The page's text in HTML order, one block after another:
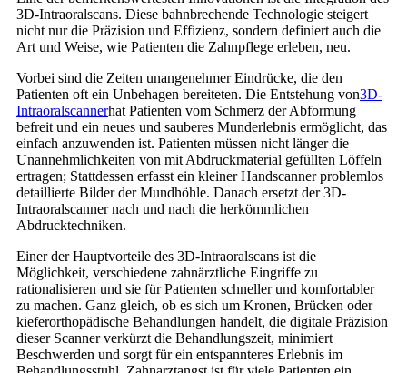
3D-Intraoralscans. Diese bahnbrechende Technologie steigert
nicht nur die Präzision und Effizienz, sondern definiert auch die
Art und Weise, wie Patienten die Zahnpflege erleben, neu.
Vorbei sind die Zeiten unangenehmer Eindrücke, die den
Patienten oft ein Unbehagen bereiteten. Die Entstehung von3D-
Intraoralscannerhat Patienten vom Schmerz der Abformung
befreit und ein neues und sauberes Munderlebnis ermöglicht, das
einfach anzuwenden ist. Patienten müssen nicht länger die
Unannehmlichkeiten von mit Abdruckmaterial gefüllten Löffeln
ertragen; Stattdessen erfasst ein kleiner Handscanner problemlos
detaillierte Bilder der Mundhöhle. Danach ersetzt der 3D-
Intraoralscanner nach und nach die herkömmlichen
Abdrucktechniken.
Einer der Hauptvorteile des 3D-Intraoralscans ist die
Möglichkeit, verschiedene zahnärztliche Eingriffe zu
rationalisieren und sie für Patienten schneller und komfortabler
zu machen. Ganz gleich, ob es sich um Kronen, Brücken oder
kieferorthopädische Behandlungen handelt, die digitale Präzision
dieser Scanner verkürzt die Behandlungszeit, minimiert
Beschwerden und sorgt für ein entspannteres Erlebnis im